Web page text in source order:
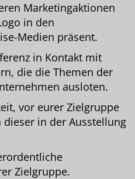
Marketingaktionen
in den
Medien präsent.
in Kontakt mit
die die Themen der
ausloten.
vor eurer Zielgruppe
in der Ausstellung
Zielgruppe.